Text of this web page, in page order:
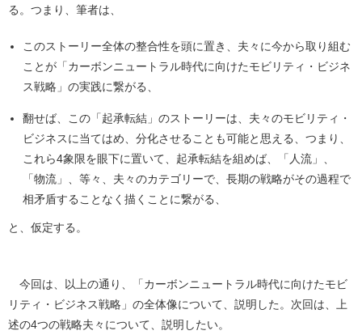
る。つまり、筆者は、
このストーリー全体の整合性を頭に置き、夫々に今から取り組む
ことが「カーボンニュートラル時代に向けたモビリティ・ビジネ
ス戦略」の実践に繋がる、
翻せば、この「起承転結」のストーリーは、夫々のモビリティ・
ビジネスに当てはめ、分化させることも可能と思える、つまり、
これら4象限を眼下に置いて、起承転結を組めば、「人流」、
「物流」、等々、夫々のカテゴリーで、長期の戦略がその過程で
相矛盾することなく描くことに繋がる、
と、仮定する。
今回は、以上の通り、「カーボンニュートラル時代に向けたモビ
リティ・ビジネス戦略」の全体像について、説明した。次回は、上
述の4つの戦略夫々について、説明したい。